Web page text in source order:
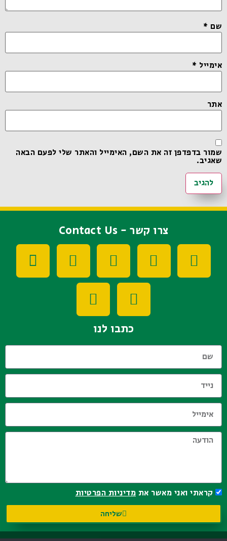
שם *
אימייל *
אתר
שמור בדפדפן זה את השם, האימייל והאתר שלי לפעם הבאה
שאגיב.
צרו קשר - Contact Us
כתבו לנו
קראתי ואני מאשר את מדיניות הפרטיות
שליחה